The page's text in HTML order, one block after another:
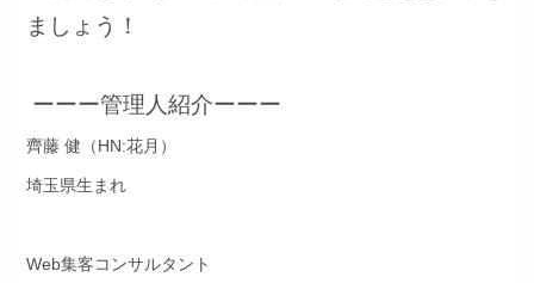
ましょう！
ーーー管理人紹介ーーー
齊藤 健（HN:花月）
埼玉県生まれ
Web集客コンサルタント